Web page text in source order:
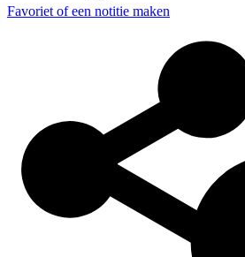
Favoriet of een notitie maken